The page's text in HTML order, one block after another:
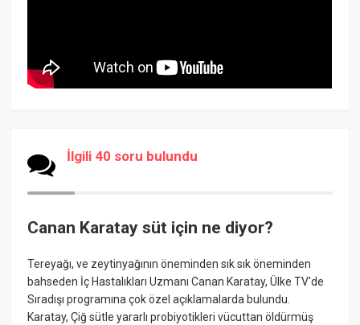
İlgili 40 soru bulundu
Canan Karatay süt için ne diyor?
Tereyağı, ve zeytinyağının öneminden sık sık öneminden
bahseden İç Hastalıkları Uzmanı Canan Karatay, Ülke TV'de
Sıradışı programına çok özel açıklamalarda bulundu.
Karatay, Çiğ sütle yararlı probiyotikleri vücuttan öldürmüş